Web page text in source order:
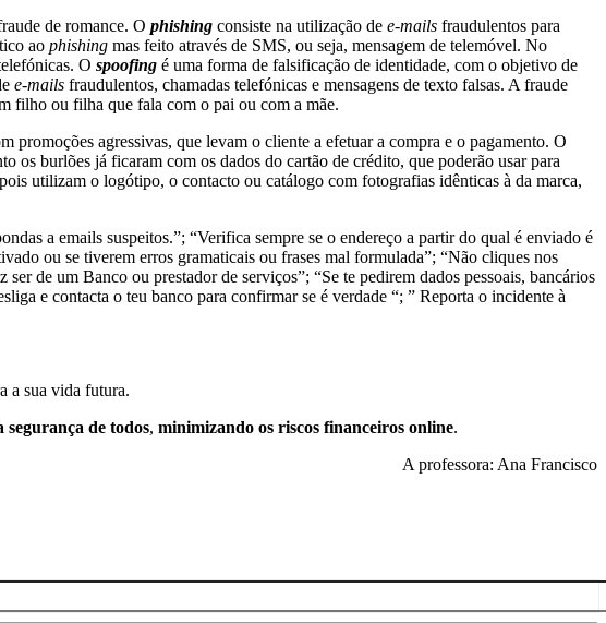
de romance. O phishing consiste na utilização de e-mails fraudulentos para
ao phishing mas feito através de SMS, ou seja, mensagem de telemóvel. No
O spoofing é uma forma de falsificação de identidade, com o objetivo de
e-mails fraudulentos, chamadas telefónicas e mensagens de texto falsas. A fraude
filho ou filha que fala com o pai ou com a mãe.​
promoções agressivas, que levam o cliente a efetuar a compra e o pagamento.​ O
os burlões já ficaram com os dados do cartão de crédito, que poderão usar para
utilizam o logótipo, o contacto ou catálogo com fotografias idênticas à da marca,
a emails suspeitos.​”; “Verifica sempre se o endereço a partir do qual é enviado é
ou se tiverem erros gramaticais ou frases mal formulada”; “Não cliques nos
de um Banco ou prestador de serviços​”; “Se te pedirem dados pessoais, bancários
e contacta o teu banco para confirmar se é verdade ​“; ” Reporta o incidente à
a sua vida futura.
segurança de todos, minimizando os riscos financeiros online.
A professora: Ana Francisco